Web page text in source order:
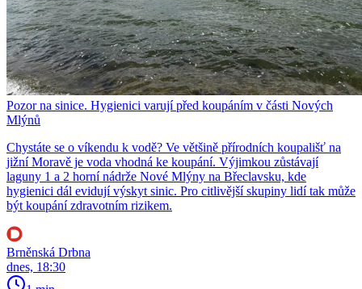
Pozor na sinice. Hygienici varují před koupáním v části Nových
Mlýnů
Chystáte se o víkendu k vodě? Ve většině přírodních koupališť na
jižní Moravě je voda vhodná ke koupání. Výjimkou zůstávají
laguny 1 a 2 horní nádrže Nové Mlýny na Břeclavsku, kde
hygienici dál evidují výskyt sinic. Pro citlivější skupiny lidí tak může
být koupání zdravotním rizikem.
Brněnská Drbna
dnes, 18:30